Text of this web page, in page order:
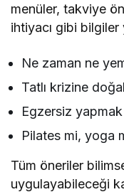
menüler, takviye
ihtiyacı gibi bilgiler
Ne zaman ne
Tatlı krizine
Egzersiz
Pilates mi, yoga
Tüm öneriler
uygulayabileceği